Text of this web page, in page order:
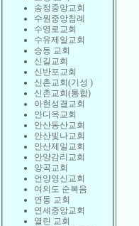
송정중앙교회
수원중앙침례
수영로교회
수유제일교회
승동 교회
신길교회
신반포교회
신촌교회(기성 )
신촌교회(통합)
아현성결교회
안디옥교회
안산동산교회
안산빛나교회
안산제일교회
안양감리교회
양곡교회
언양영신교회
여의도 순복음
연동 교회
연세중앙교회
열린 교회